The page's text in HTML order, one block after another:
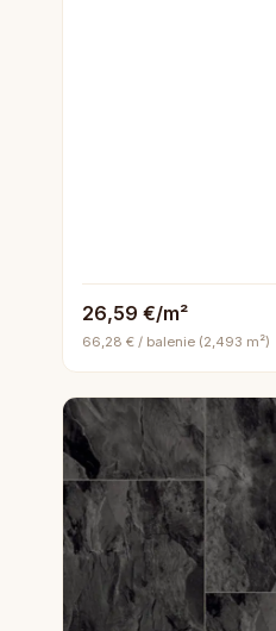
26,59 €/m²
66,28 € / balenie (2,493 m²)